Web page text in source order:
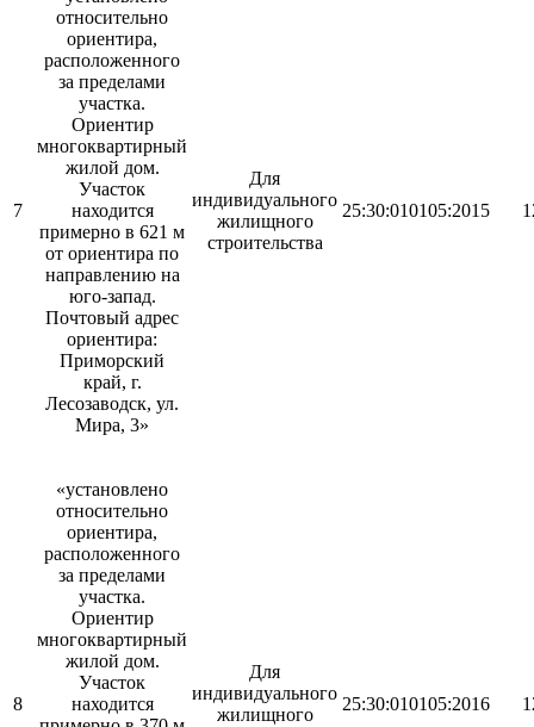
7
относительно
ориентира,
расположенного
за пределами
участка.
Ориентир
многоквартирный
жилой дом.
Участок
находится
примерно в 621 м
от ориентира по
направлению на
юго-запад.
Почтовый адрес
ориентира:
Приморский
край, г.
Лесозаводск, ул.
Мира, 3»
Для
индивидуального
жилищного
строительства
25:30:010105:2015
8
«установлено
относительно
ориентира,
расположенного
за пределами
участка.
Ориентир
многоквартирный
жилой дом.
Участок
находится
Для
индивидуального
жилищного
25:30:010105:2016